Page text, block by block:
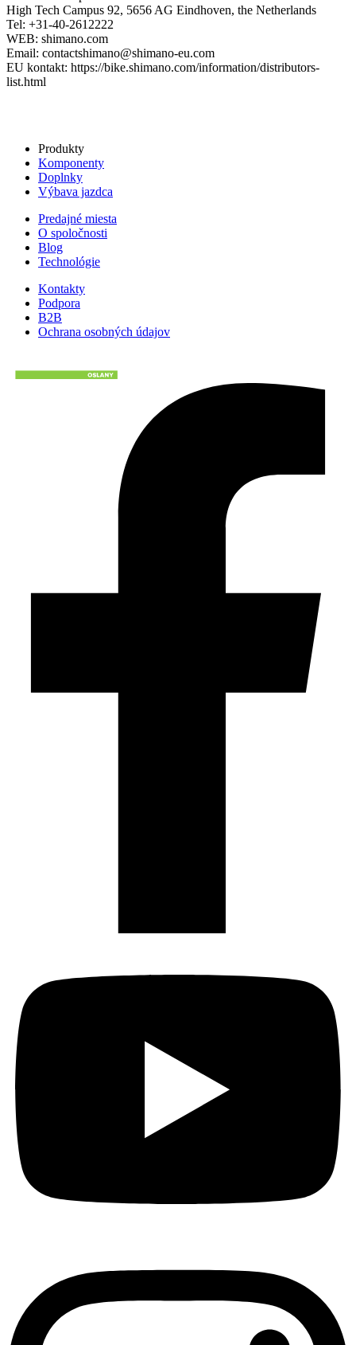
High Tech Campus 92, 5656 AG Eindhoven, the Netherlands
Tel: +31-40-2612222
WEB: shimano.com
Email: contactshimano@shimano-eu.com
EU kontakt: https://bike.shimano.com/information/distributors-
list.html
Produkty
Komponenty
Doplnky
Výbava jazdca
Predajné miesta
O spoločnosti
Blog
Technológie
Kontakty
Podpora
B2B
Ochrana osobných údajov